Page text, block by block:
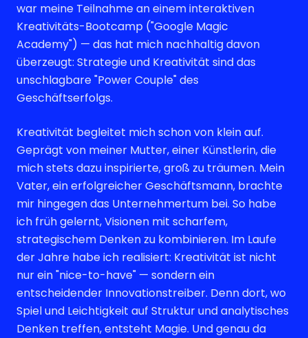
war meine Teilnahme an einem interaktiven
Kreativitäts-Bootcamp ("Google Magic
Academy") — das hat mich nachhaltig davon
überzeugt: Strategie und Kreativität sind das
unschlagbare "Power Couple" des
Geschäftserfolgs.
Kreativität begleitet mich schon von klein auf.
Geprägt von meiner Mutter, einer Künstlerin, die
mich stets dazu inspirierte, groß zu träumen. Mein
Vater, ein erfolgreicher Geschäftsmann, brachte
mir hingegen das Unternehmertum bei. So habe
ich früh gelernt, Visionen mit scharfem,
strategischem Denken zu kombinieren. Im Laufe
der Jahre habe ich realisiert: Kreativität ist nicht
nur ein "nice-to-have" — sondern ein
entscheidender Innovationstreiber. Denn dort, wo
Spiel und Leichtigkeit auf Struktur und analytisches
Denken treffen, entsteht Magie. Und genau da